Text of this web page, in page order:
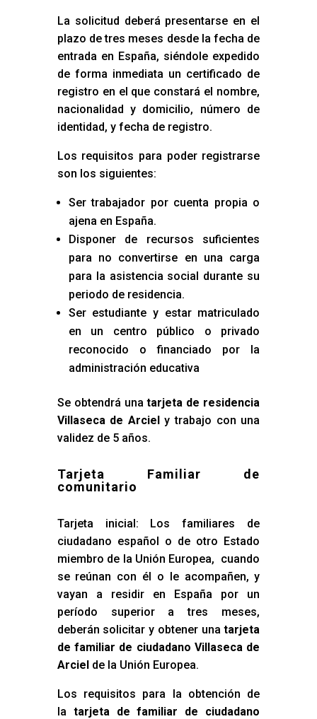
La solicitud deberá presentarse en el
plazo de tres meses desde la fecha de
entrada en España, siéndole expedido
de forma inmediata un certificado de
registro en el que constará el nombre,
nacionalidad y domicilio, número de
identidad, y fecha de registro.
Los requisitos para poder registrarse
son los siguientes:
Ser trabajador por cuenta propia o
ajena en España.
Disponer de recursos suficientes
para no convertirse en una carga
para la asistencia social durante su
periodo de residencia.
Ser estudiante y estar matriculado
en un centro público o privado
reconocido o financiado por la
administración educativa
Se obtendrá unatarjeta de residencia
Villaseca de Arciely trabajo con una
validez de 5 años.
Tarjeta Familiar de
comunitario
Tarjeta inicial: Los familiares de
ciudadano español o de otro Estado
miembro de la Unión Europea, cuando
se reúnan con él o le acompañen, y
vayan a residir en España por un
período superior a tres meses,
deberán solicitar y obtener unatarjeta
de familiar de ciudadano Villaseca de
Arcielde la Unión Europea.
Los requisitos para la obtención de
la tarjeta de familiar de ciudadano